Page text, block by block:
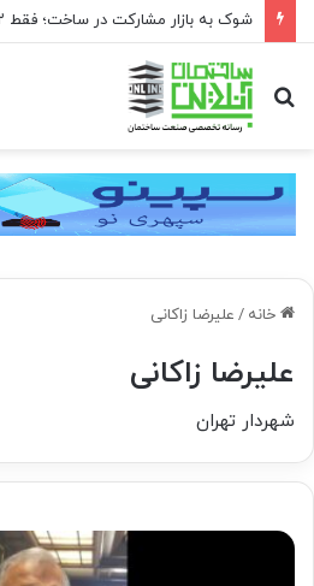
جستجو
برای
خانه / علیرضا زاکانی
علیرضا زاکانی
شهردار تهران